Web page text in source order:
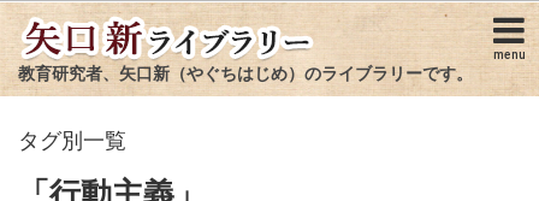
menu
教育研究者、矢口新（やぐちはじめ）のライブラリーです。
タグ別一覧
「行動主義」